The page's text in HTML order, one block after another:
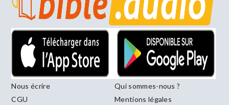
Nous écrire
Qui sommes-nous ?
CGU
Mentions légales